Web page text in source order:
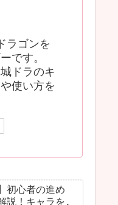
ラゴンを
です。
ドラのキ
使い方を
初心者の進め
説！キャラを